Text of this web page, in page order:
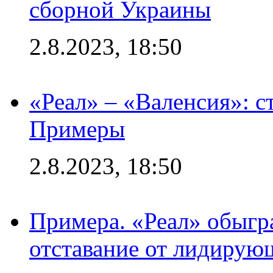
сборной Украины
2.8.2023, 18:50
«Реал» – «Валенсия»:
Примеры
2.8.2023, 18:50
Примера. «Реал»
отставание от